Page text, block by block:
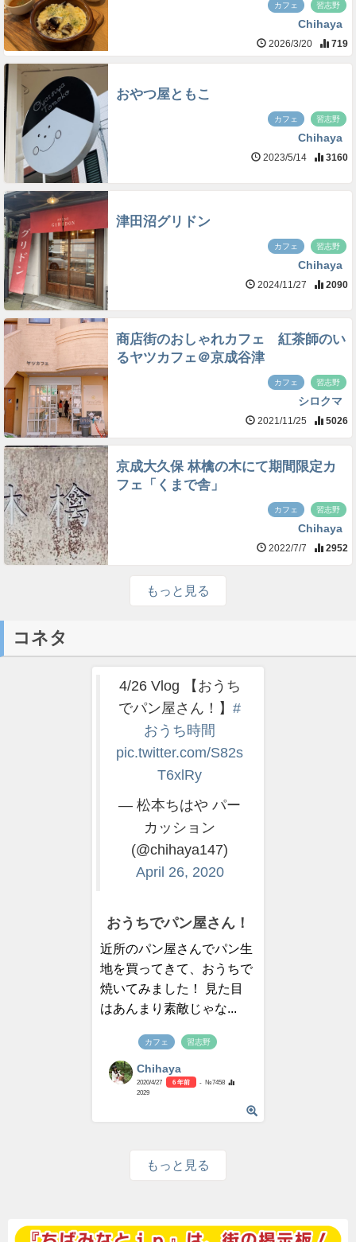
カフェ 習志野
Chihaya
2026/3/20 719
おやつ屋ともこ
カフェ 習志野
Chihaya
2023/5/14 3160
津田沼グリドン
カフェ 習志野
Chihaya
2024/11/27 2090
商店街のおしゃれカフェ 紅茶師のい
るヤツカフェ＠京成谷津
カフェ 習志野
シロクマ
2021/11/25 5026
京成大久保 林檎の木にて期間限定カ
フェ「くまで舎」
カフェ 習志野
Chihaya
2022/7/7 2952
もっと見る
コネタ
4/26 Vlog 【おうち
でパン屋さん！】#
おうち時間
pic.twitter.com/S82s
T6xlRy
— 松本ちはや パー
カッション
(@chihaya147)
April 26, 2020
おうちでパン屋さん！
近所のパン屋さんでパン生
地を買ってきて、おうちで
焼いてみました！ 見た目
はあんまり素敵じゃな...
カフェ 習志野
Chihaya
2020/4/27 6 年前
- №7458
2029
もっと見る